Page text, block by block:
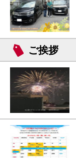
ご挨拶